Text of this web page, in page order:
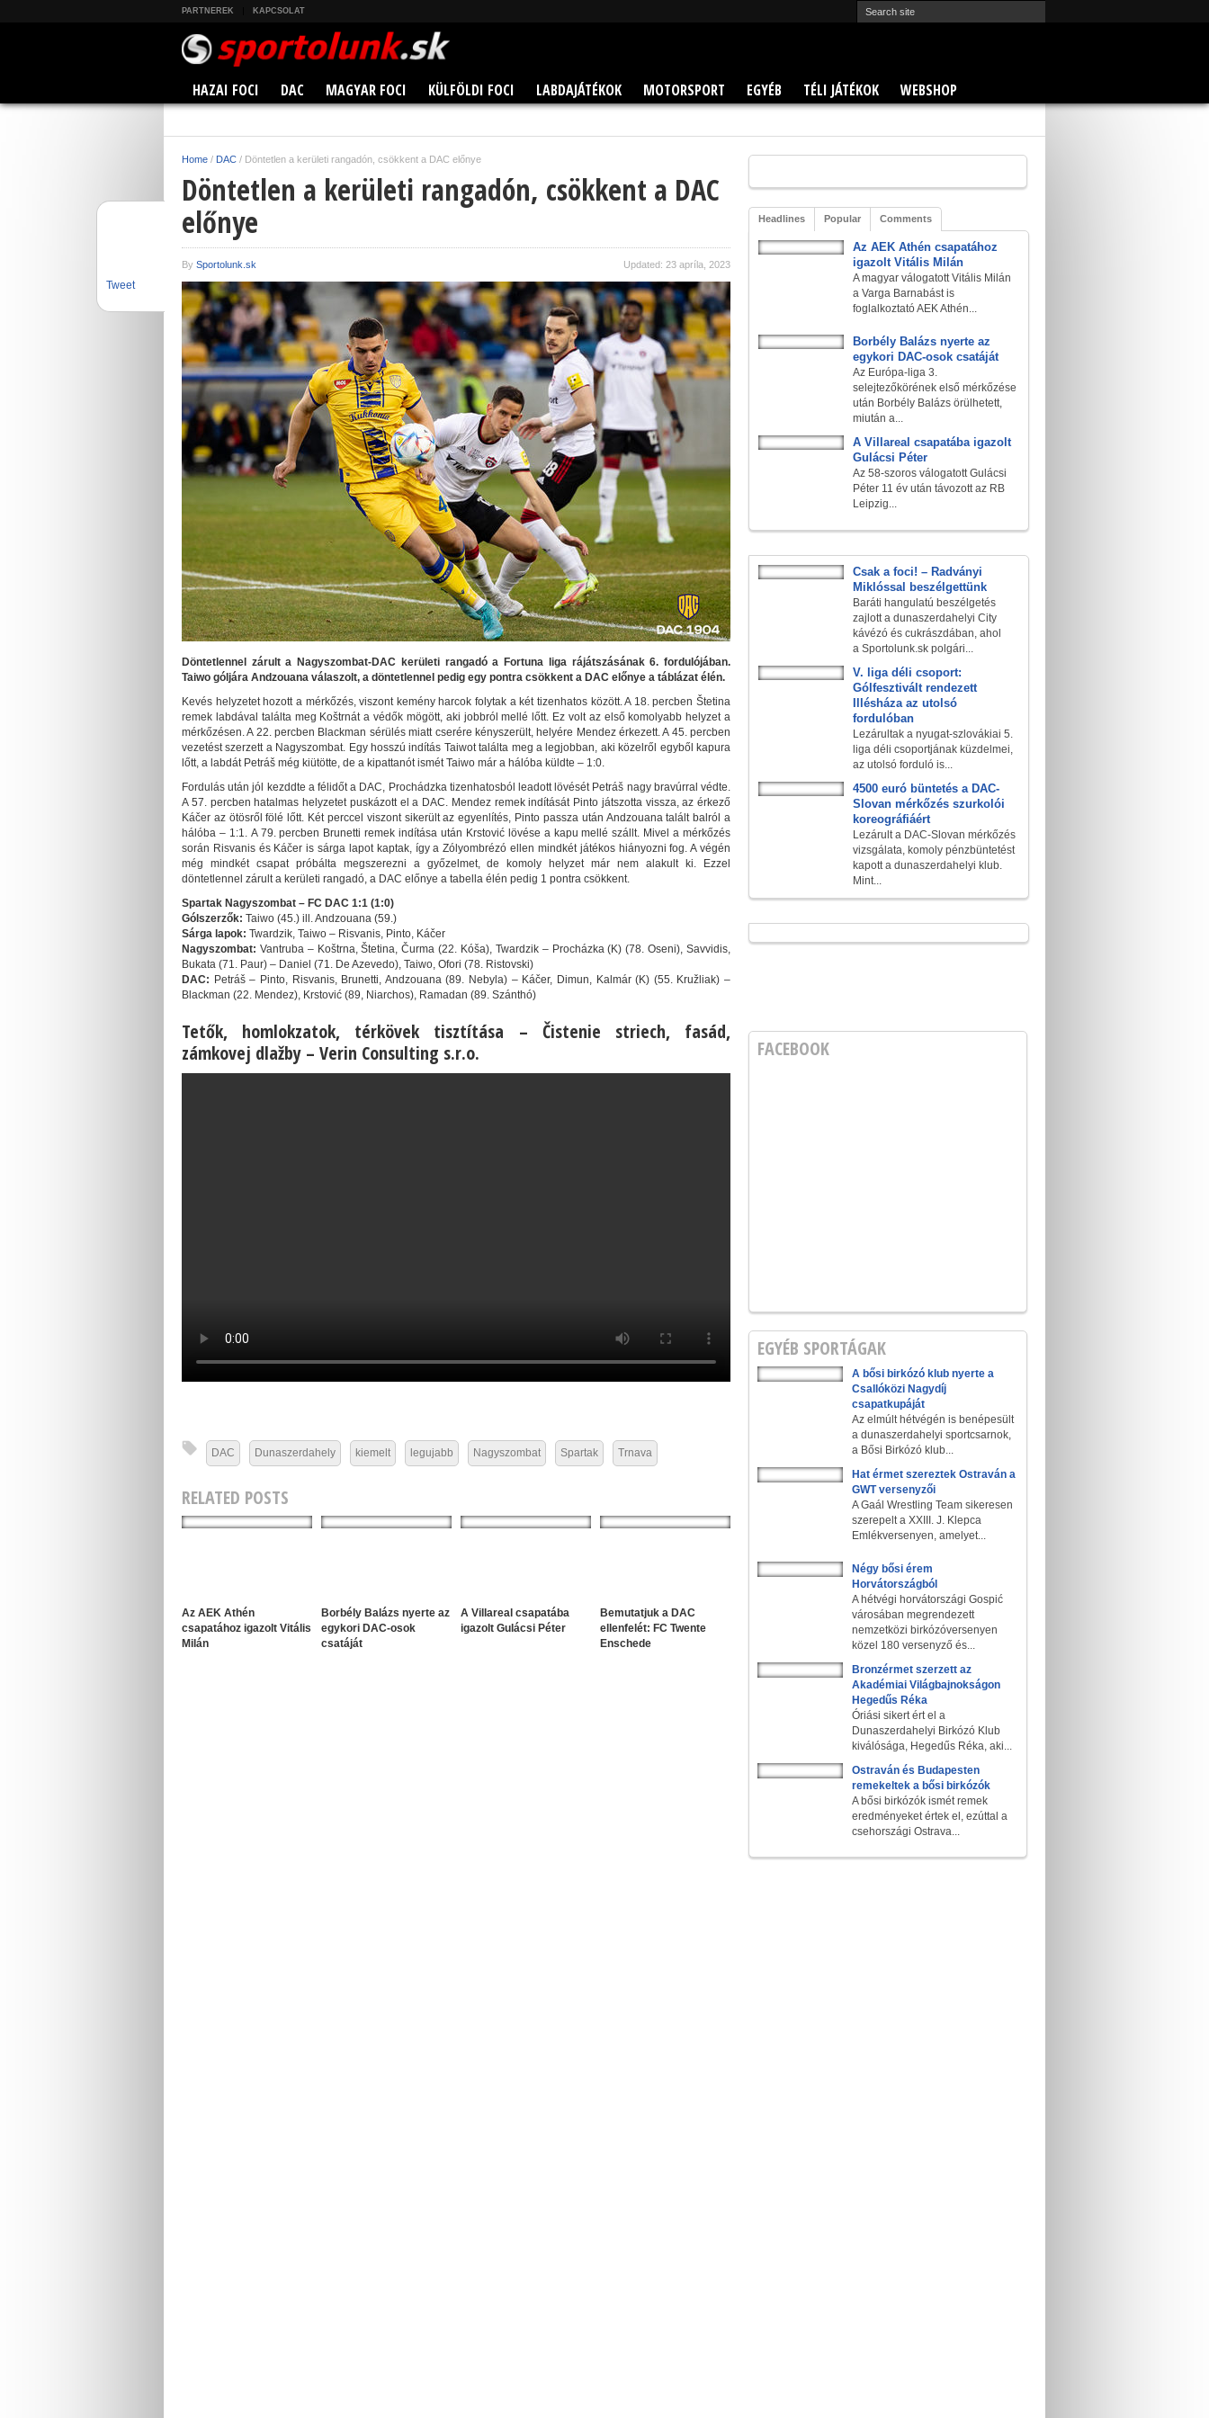
PARTNEREK KAPCSOLAT
HAZAI FOCI DAC MAGYAR FOCI KÜLFÖLDI FOCI LABDAJÁTÉKOK MOTORSPORT EGYÉB TÉLI JÁTÉKOK WEBSHOP
Home / DAC / Döntetlen a kerületi rangadón, csökkent a DAC előnye
Döntetlen a kerületi rangadón, csökkent a DAC
előnye
By Sportolunk.sk Updated: 23 apríla, 2023
Tweet
Döntetlennel zárult a Nagyszombat-DAC kerületi rangadó a Fortuna liga rájátszásának 6. fordulójában.
Taiwo góljára Andzouana válaszolt, a döntetlennel pedig egy pontra csökkent a DAC előnye a táblázat élén.
Kevés helyzetet hozott a mérkőzés, viszont kemény harcok folytak a két tizenhatos között. A 18. percben Štetina
remek labdával találta meg Koštrnát a védők mögött, aki jobbról mellé lőtt. Ez volt az első komolyabb helyzet a
mérkőzésen. A 22. percben Blackman sérülés miatt cserére kényszerült, helyére Mendez érkezett. A 45. percben
vezetést szerzett a Nagyszombat. Egy hosszú indítás Taiwot találta meg a legjobban, aki közelről egyből kapura
lőtt, a labdát Petráš még kiütötte, de a kipattanót ismét Taiwo már a hálóba küldte – 1:0.
Fordulás után jól kezddte a félidőt a DAC, Prochádzka tizenhatosból leadott lövését Petráš nagy bravúrral védte.
A 57. percben hatalmas helyzetet puskázott el a DAC. Mendez remek indítását Pinto játszotta vissza, az érkező
Káčer az ötösről fölé lőtt. Két perccel viszont sikerült az egyenlítés, Pinto passza után Andzouana talált balról a
hálóba – 1:1. A 79. percben Brunetti remek indítása után Krstović lövése a kapu mellé szállt. Mivel a mérkőzés
során Risvanis és Káčer is sárga lapot kaptak, így a Zólyombrézó ellen mindkét játékos hiányozni fog. A végén
még mindkét csapat próbálta megszerezni a győzelmet, de komoly helyzet már nem alakult ki. Ezzel
döntetlennel zárult a kerületi rangadó, a DAC előnye a tabella élén pedig 1 pontra csökkent.
Spartak Nagyszombat – FC DAC 1:1 (1:0)
Gólszerzők: Taiwo (45.) ill. Andzouana (59.)
Sárga lapok: Twardzik, Taiwo – Risvanis, Pinto, Káčer
Nagyszombat: Vantruba – Koštrna, Štetina, Čurma (22. Kóša), Twardzik – Procházka (K) (78. Oseni), Savvidis,
Bukata (71. Paur) – Daniel (71. De Azevedo), Taiwo, Ofori (78. Ristovski)
DAC: Petráš – Pinto, Risvanis, Brunetti, Andzouana (89. Nebyla) – Káčer, Dimun, Kalmár (K) (55. Kružliak) –
Blackman (22. Mendez), Krstović (89, Niarchos), Ramadan (89. Szánthó)
Tetők, homlokzatok, térkövek tisztítása – Čistenie striech, fasád,
zámkovej dlažby – Verin Consulting s.r.o.
DAC Dunaszerdahely kiemelt legujabb Nagyszombat Spartak Trnava
RELATED POSTS
Az AEK Athén
csapatához igazolt Vitális
Milán
Borbély Balázs nyerte az
egykori DAC-osok
csatáját
A Villareal csapatába
igazolt Gulácsi Péter
Bemutatjuk a DAC
ellenfelét: FC Twente
Enschede
Headlines Popular Comments
Az AEK Athén csapatához
igazolt Vitális Milán
A magyar válogatott Vitális Milán
a Varga Barnabást is
foglalkoztató AEK Athén...
Borbély Balázs nyerte az
egykori DAC-osok csatáját
Az Európa-liga 3.
selejtezőkörének első mérkőzése
után Borbély Balázs örülhetett,
miután a...
A Villareal csapatába igazolt
Gulácsi Péter
Az 58-szoros válogatott Gulácsi
Péter 11 év után távozott az RB
Leipzig...
Csak a foci! – Radványi
Miklóssal beszélgettünk
Baráti hangulatú beszélgetés
zajlott a dunaszerdahelyi City
kávézó és cukrászdában, ahol
a Sportolunk.sk polgári...
V. liga déli csoport:
Gólfesztivált rendezett
Illésháza az utolsó
fordulóban
Lezárultak a nyugat-szlovákiai 5.
liga déli csoportjának küzdelmei,
az utolsó forduló is...
4500 euró büntetés a DAC-
Slovan mérkőzés szurkolói
koreográfiáért
Lezárult a DAC-Slovan mérkőzés
vizsgálata, komoly pénzbüntetést
kapott a dunaszerdahelyi klub.
Mint...
FACEBOOK
EGYÉB SPORTÁGAK
A bősi birkózó klub nyerte a
Csallóközi Nagydíj
csapatkupáját
Az elmúlt hétvégén is benépesült
a dunaszerdahelyi sportcsarnok,
a Bősi Birkózó klub...
Hat érmet szereztek Ostraván a
GWT versenyzői
A Gaál Wrestling Team sikeresen
szerepelt a XXIII. J. Klepca
Emlékversenyen, amelyet...
Négy bősi érem
Horvátországból
A hétvégi horvátországi Gospić
városában megrendezett
nemzetközi birkózóversenyen
közel 180 versenyző és...
Bronzérmet szerzett az
Akadémiai Világbajnokságon
Hegedűs Réka
Óriási sikert ért el a
Dunaszerdahelyi Birkózó Klub
kiválósága, Hegedűs Réka, aki...
Ostraván és Budapesten
remekeltek a bősi birkózók
A bősi birkózók ismét remek
eredményeket értek el, ezúttal a
csehországi Ostrava...